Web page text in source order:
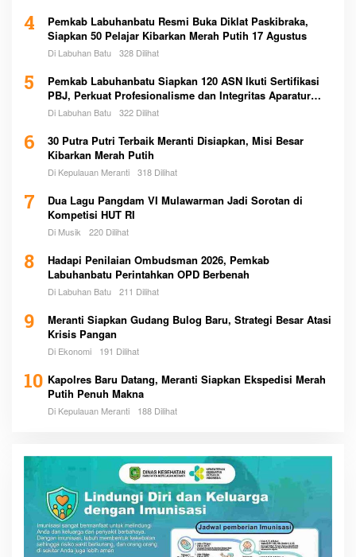
4
Pemkab Labuhanbatu Resmi Buka Diklat Paskibraka,
Siapkan 50 Pelajar Kibarkan Merah Putih 17 Agustus
Di Labuhan Batu 328 Dilihat
5
Pemkab Labuhanbatu Siapkan 120 ASN Ikuti Sertifikasi
PBJ, Perkuat Profesionalisme dan Integritas Aparatur
Pemerintah
Di Labuhan Batu 322 Dilihat
6
30 Putra Putri Terbaik Meranti Disiapkan, Misi Besar
Kibarkan Merah Putih
Di Kepulauan Meranti 318 Dilihat
7
Dua Lagu Pangdam VI Mulawarman Jadi Sorotan di
Kompetisi HUT RI
Di Musik 220 Dilihat
8
Hadapi Penilaian Ombudsman 2026, Pemkab
Labuhanbatu Perintahkan OPD Berbenah
Di Labuhan Batu 211 Dilihat
9
Meranti Siapkan Gudang Bulog Baru, Strategi Besar Atasi
Krisis Pangan
Di Ekonomi 191 Dilihat
10 Kapolres Baru Datang, Meranti Siapkan Ekspedisi Merah
Putih Penuh Makna
Di Kepulauan Meranti 188 Dilihat